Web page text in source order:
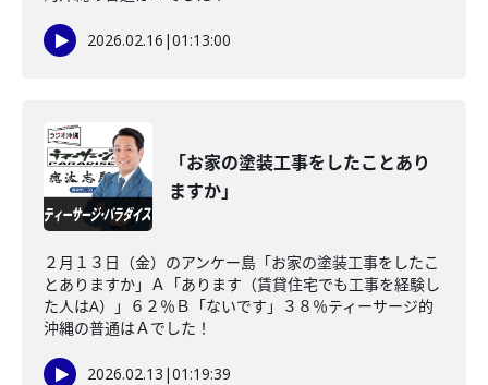
2026.02.16 |01:13:00
「お家の塗装工事をしたことあり
ますか」
２月１３日（金）のアンケー島「お家の塗装工事をしたこ
とありますか」Ａ「あります（賃貸住宅でも工事を経験し
た人はA）」６２％Ｂ「ないです」３８％ティーサージ的
沖縄の普通はＡでした！
2026.02.13 |01:19:39